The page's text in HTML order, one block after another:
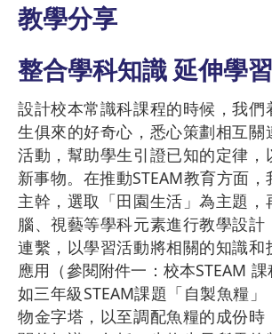
教學分享
整合學科知識 延伸學
設計校本常識科課程的時候，我們
生俱來的好奇心，悉心策劃相互關
活動，幫助學生引證已知的定律，
新事物。在推動STEAM教育方面
主幹，選取「田園生活」為主題，
腦、視藝等學科元素進行教學設計
連繫，以學習活動將相關的知識和
應用（參閱附件一：校本STEAM 課
如三年級STEAM課題「自製魚糧
物金字塔，以至調配魚糧的成份時